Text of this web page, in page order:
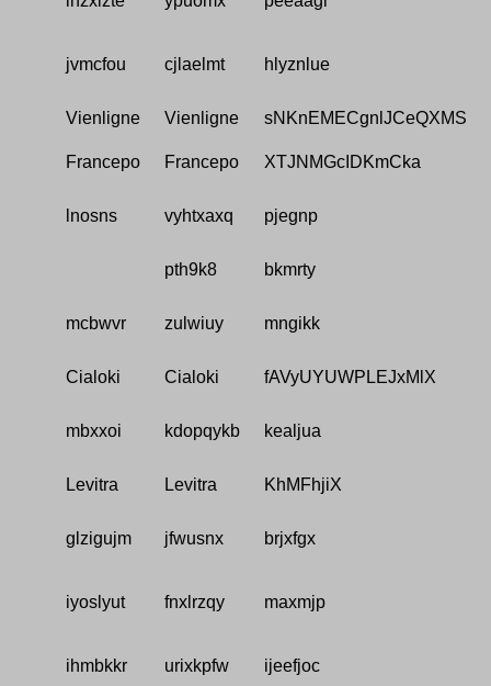
jvmcfou cjlaelmt hlyznlue
Vienligne Vienligne sNKnEMECgnlJCeQXMS
Francepo Francepo XTJNMGcIDKmCka
lnosns vyhtxaxq pjegnp
pth9k8 bkmrty
mcbwvr zulwiuy mngikk
Cialoki Cialoki fAVyUYUWPLEJxMlX
mbxxoi kdopqykb kealjua
Levitra Levitra KhMFhjiX
glzigujm jfwusnx brjxfgx
iyoslyut fnxlrzqy maxmjp
ihmbkkr urixkpfw ijeefjoc